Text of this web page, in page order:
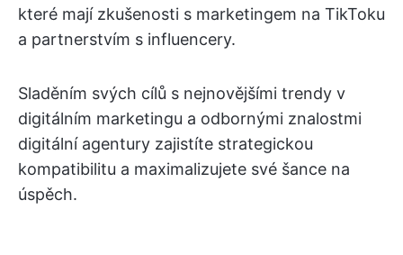
které mají zkušenosti s marketingem na TikToku
a partnerstvím s influencery.
Sladěním svých cílů s nejnovějšími trendy v
digitálním marketingu a odbornými znalostmi
digitální agentury zajistíte strategickou
kompatibilitu a maximalizujete své šance na
úspěch.